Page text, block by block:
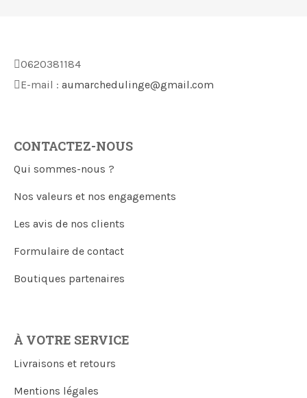
0620381184
E-mail : aumarchedulinge@gmail.com
CONTACTEZ-NOUS
Qui sommes-nous ?
Nos valeurs et nos engagements
Les avis de nos clients
Formulaire de contact
Boutiques partenaires
À VOTRE SERVICE
Livraisons et retours
Mentions légales